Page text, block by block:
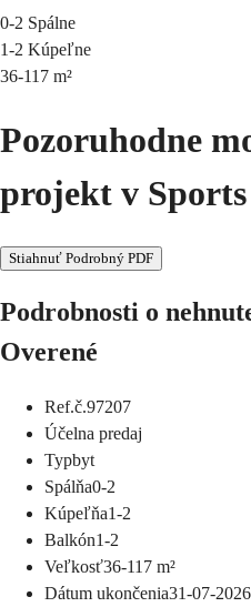
0-2 Spálne
1-2 Kúpeľne
36-117 m²
Pozoruhodne
projekt v
Stiahnuť Podrobný PDF
Podrobnosti o
Overené
Ref.č.97207
Účelna predaj
Typbyt
Spálňa0-2
Kúpeľňa1-2
Balkón1-2
Veľkosť36-117 m²
Dátum ukončenia31-07-2026